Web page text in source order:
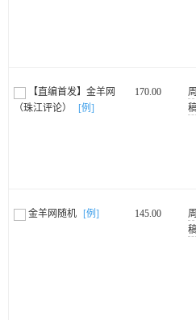
【直编首发】金羊网
（珠江评论）
[例]
170.00
金羊网随机 [例] 145.00